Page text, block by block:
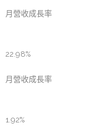
月營收成長率
22.98%
月營收成長率
1.92%